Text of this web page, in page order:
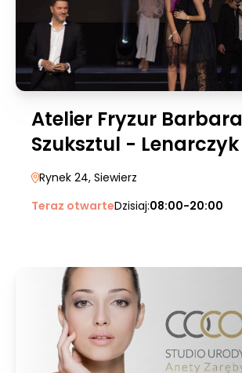
Atelier Fryzur Barbara
Szuksztul - Lenarczyk
Rynek 24, Siewierz
Teraz otwarteDzisiaj:08:00-20:00